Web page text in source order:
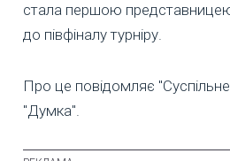
стала першою
до півфіналу турніру.
Про це повідомляє
"Думка".